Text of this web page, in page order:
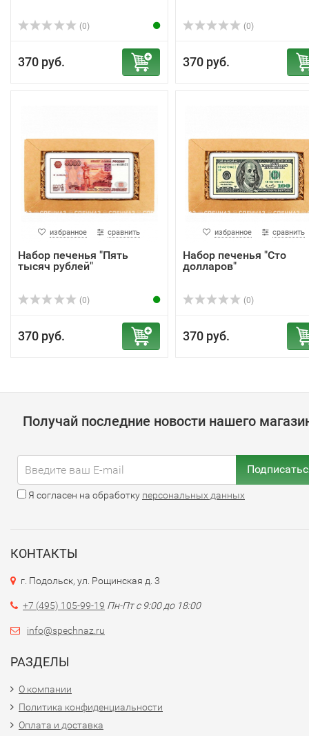
(0)
370 руб.
(0)
370 руб.
избранное сравнить
Набор печенья "Пять
тысяч рублей"
(0)
370 руб.
избранное сравнить
Набор печенья "Сто
долларов"
(0)
370 руб.
Получай последние новости нашего
Я согласен на обработку персональных данных
КОНТАКТЫ
г. Подольск, ул. Рощинская д. 3
+7 (495) 105-99-19 Пн-Пт с 9:00 до 18:00
info@spechnaz.ru
РАЗДЕЛЫ
О компании
Политика конфиденциальности
Оплата и доставка